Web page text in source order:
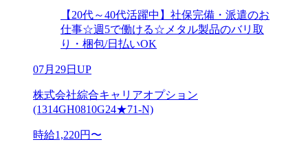
【20代～40代活躍中】社保完備・派遣のお
仕事☆週5で働ける☆メタル製品のバリ取
り・梱包/日払いOK
07月29日UP
株式会社綜合キャリアオプション
(1314GH0810G24★71-N)
時給1,220円〜